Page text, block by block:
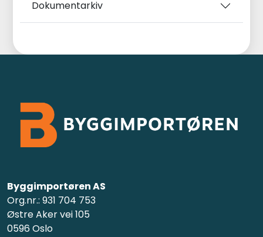
Dokumentarkiv
Byggimportøren AS
Org.nr.: 931 704 753
Østre Aker vei 105
0596 Oslo